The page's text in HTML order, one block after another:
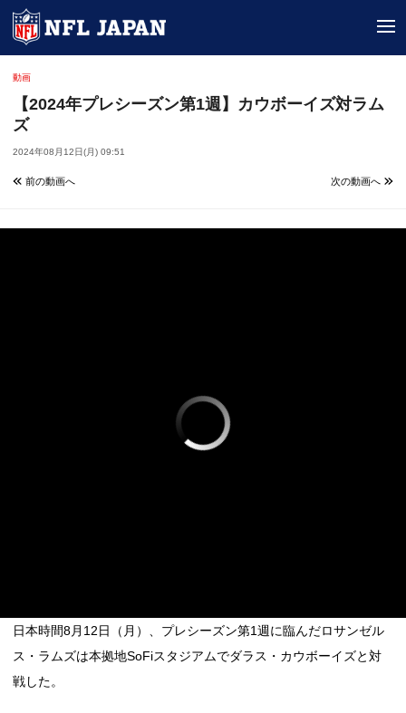
動画
【2024年プレシーズン第1週】カウボーイズ対ラム
ズ
2024年08月12日(月) 09:51
前の動画へ 次の動画へ
日本時間8月12日（月）、プレシーズン第1週に臨んだロサンゼル
ス・ラムズは本拠地SoFiスタジアムでダラス・カウボーイズと対
戦した。